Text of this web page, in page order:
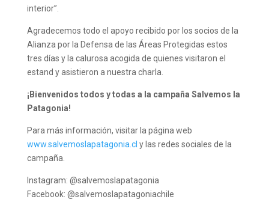
interior”.
Agradecemos todo el apoyo recibido por los socios de la
Alianza por la Defensa de las Áreas Protegidas estos
tres días y la calurosa acogida de quienes visitaron el
estand y asistieron a nuestra charla.
¡Bienvenidos todos y todas a la campaña Salvemos la
Patagonia!
Para más información, visitar la página web
www.salvemoslapatagonia.cl y las redes sociales de la
campaña.
Instagram: @salvemoslapatagonia
Facebook: @salvemoslapatagoniachile